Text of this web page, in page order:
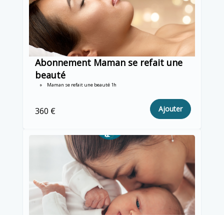
Abonnement Maman se refait une
beauté
Maman se refait une beauté 1h
360 € Ajouter